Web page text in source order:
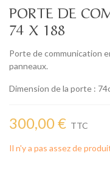
PORTE DE
74 X 188
Porte de communication
panneaux.
Dimension de la porte :
300,00 € TTC
Il n'y a pas assez de